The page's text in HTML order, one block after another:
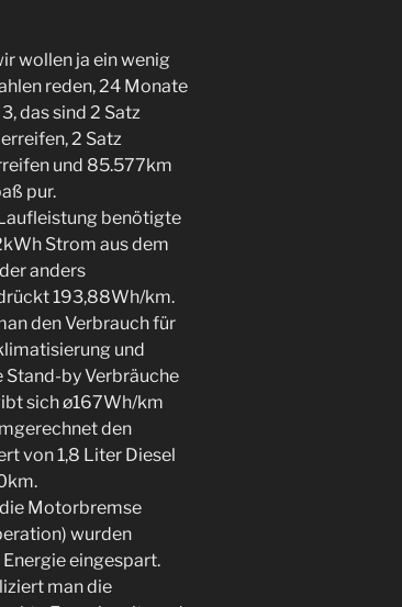
wollen ja ein wenig
reden, 24 Monate
das sind 2 Satz
2 Satz
und 85.577km
pur.
benötigte
Strom aus dem
anders
193,88Wh/km.
den Verbrauch für
und
Stand-by Verbräuche
sich ø167Wh/km
den
von 1,8 Liter Diesel
Motorbremse
wurden
eingespart.
man die